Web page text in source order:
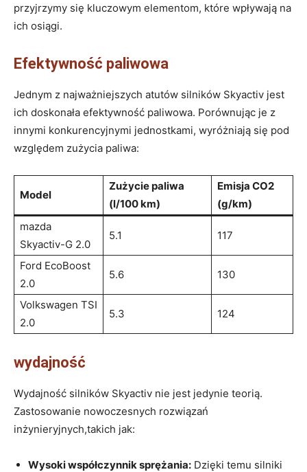
przyjrzymy się kluczowym elementom, które wpływają na
ich ‍osiągi.
Efektywność paliwowa
Jednym z najważniejszych​ atutów silników Skyactiv jest
ich doskonała‍ efektywność ⁤paliwowa.⁣ Porównując je z⁤
innymi konkurencyjnymi ​jednostkami, wyróżniają się pod
względem zużycia​ paliwa:
Model
Zużycie ‍paliwa
‍(l/100 ‌km)
Emisja‍ CO2
(g/km)
mazda
Skyactiv-G 2.0
5.1 117
Ford EcoBoost​
2.0
5.6 130
Volkswagen TSI
2.0
5.3 124
wydajność
Wydajność silników Skyactiv​ nie jest jedynie teorią.
Zastosowanie nowoczesnych rozwiązań
inżynieryjnych,takich ⁢jak:
Wysoki współczynnik sprężania: Dzięki ‍temu silniki